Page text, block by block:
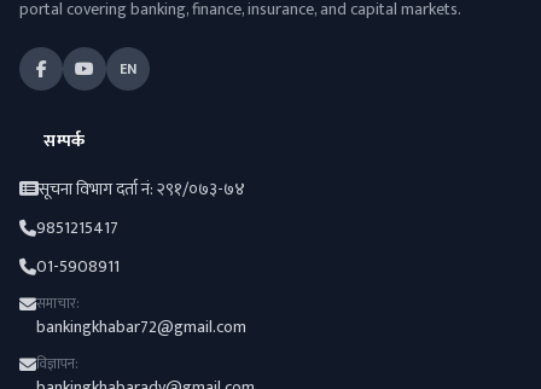
portal covering banking, finance, insurance, and capital markets.
EN
सम्पर्क
सूचना विभाग दर्ता नं: २९१/०७३-७४
9851215417
01-5908911
समाचार:
bankingkhabar72@gmail.com
विज्ञापन: